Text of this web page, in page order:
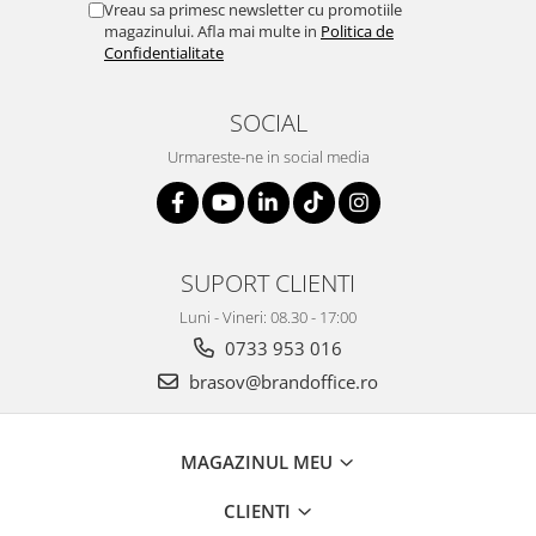
Vreau sa primesc newsletter cu promotiile
magazinului. Afla mai multe in Politica de
Confidentialitate
SOCIAL
Urmareste-ne in social media
SUPORT CLIENTI
Luni - Vineri: 08.30 - 17:00
0733 953 016
brasov@brandoffice.ro
MAGAZINUL MEU
CLIENTI